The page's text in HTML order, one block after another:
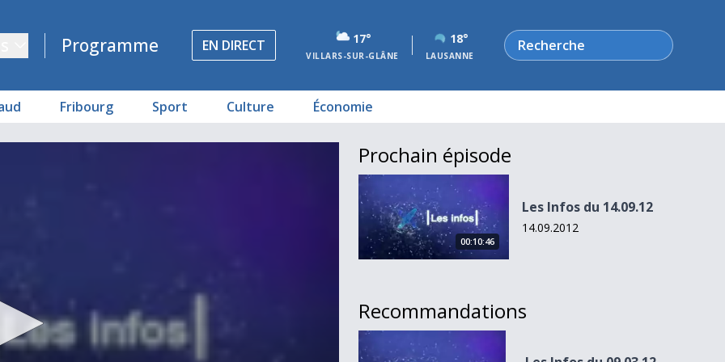
Programme EN DIRECT 17°
VILLARS-SUR-GLÂNE
18°
LAUSANNE
Rechercher
Fribourg Sport Culture Économie
Prochain épisode
Les Infos du 14.09.12
00:10:46
Les Infos du 14.09.12
14.09.2012
Recommandations
Les Infos du 09.03.12